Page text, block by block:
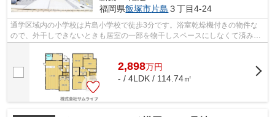
福岡県飯塚市片島 ３丁目4-24
通学区域内の小学校は片島小学校で徒歩3分です。浴室乾燥機付きの物件な
ので、外干しできないときも居室の一部を物干しスペースにしなくて済みま
2,898万円
- / 4LDK / 114.74㎡